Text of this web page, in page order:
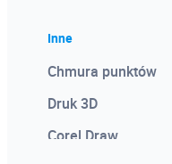
Inne
Chmura punktów
Druk 3D
Corel Draw